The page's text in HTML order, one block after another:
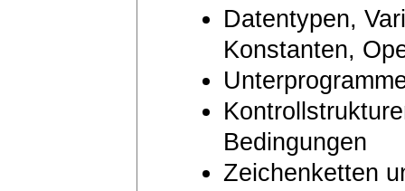
Datentypen,
Konstanten,
Bedingungen
Zeichenketten